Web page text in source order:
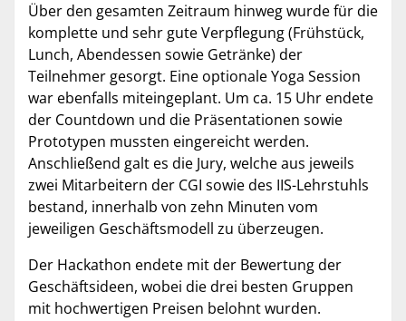
Über den gesamten Zeitraum hinweg wurde für die
komplette und sehr gute Verpflegung (Frühstück,
Lunch, Abendessen sowie Getränke) der
Teilnehmer gesorgt. Eine optionale Yoga Session
war ebenfalls miteingeplant. Um ca. 15 Uhr endete
der Countdown und die Präsentationen sowie
Prototypen mussten eingereicht werden.
Anschließend galt es die Jury, welche aus jeweils
zwei Mitarbeitern der CGI sowie des IIS-Lehrstuhls
bestand, innerhalb von zehn Minuten vom
jeweiligen Geschäftsmodell zu überzeugen.
Der Hackathon endete mit der Bewertung der
Geschäftsideen, wobei die drei besten Gruppen
mit hochwertigen Preisen belohnt wurden.